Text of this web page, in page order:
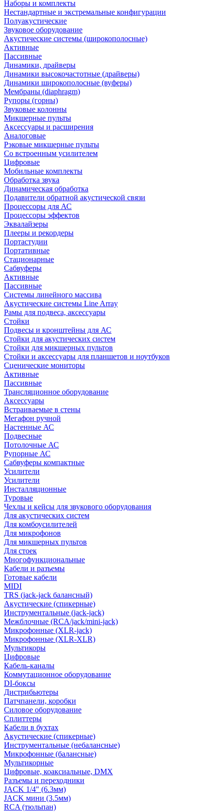
Наборы и комплекты
Нестандартные и экстремальные конфигурации
Полуакустические
Звуковое оборудование
Акустические системы (широкополосные)
Активные
Пассивные
Динамики, драйверы
Динамики высокочастотные (драйверы)
Динамики широкополосные (вуферы)
Мембраны (diaphragm)
Рупоры (горны)
Звуковые колонны
Микшерные пульты
Аксессуары и расширения
Аналоговые
Рэковые микшерные пульты
Со встроенным усилителем
Цифровые
Мобильные комплекты
Обработка звука
Динамическая обработка
Подавители обратной акустической связи
Процессоры для АС
Процессоры эффектов
Эквалайзеры
Плееры и рекордеры
Портастудии
Портативные
Стационарные
Сабвуферы
Активные
Пассивные
Системы линейного массива
Акустические системы Line Array
Рамы для подвеса, аксессуары
Стойки
Подвесы и кронштейны для АС
Стойки для акустических систем
Стойки для микшерных пультов
Стойки и аксессуары для планшетов и ноутбуков
Сценические мониторы
Активные
Пассивные
Трансляционное оборудование
Аксессуары
Встраиваемые в стены
Мегафон ручной
Настенные АС
Подвесные
Потолочные АС
Рупорные АС
Сабвуферы компактные
Усилители
Усилители
Инсталляционные
Туровые
Чехлы и кейсы для звукового оборудования
Для акустических систем
Для комбоусилителей
Для микрофонов
Для микшерных пультов
Для стоек
Многофункциональные
Кабели и разъемы
Готовые кабели
MIDI
TRS (jack-jack балансный)
Акустические (спикерные)
Инструментальные (jack-jack)
Межблочные (RCA/jack/mini-jack)
Микрофонные (XLR-jack)
Микрофонные (XLR-XLR)
Мультикоры
Цифровые
Кабель-каналы
Коммутационное оборудование
DI-боксы
Дистрибьютеры
Патчпанели, коробки
Силовое оборудование
Сплиттеры
Кабели в бухтах
Акустические (спикерные)
Инструментальные (небалансные)
Микрофонные (балансные)
Мультикорные
Цифровые, коаксиальные, DMX
Разъемы и переходники
JACK 1/4" (6.3мм)
JACK мини (3.5мм)
RCA (тюльпан)